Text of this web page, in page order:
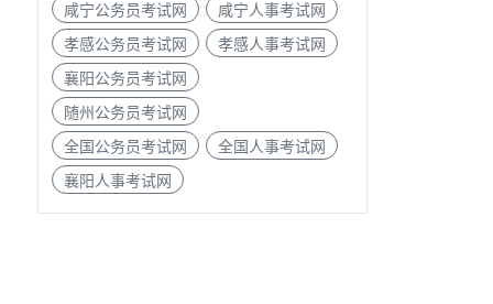
咸宁公务员考试网
咸宁人事考试网
孝感公务员考试网
孝感人事考试网
襄阳公务员考试网
随州公务员考试网
全国公务员考试网
全国人事考试网
襄阳人事考试网